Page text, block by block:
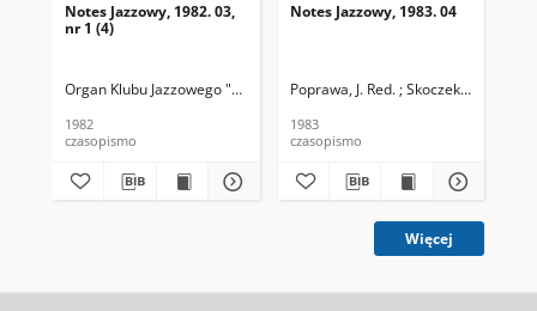
Notes Jazzowy, 1982. 03,
nr 1 (4)
Organ Klubu Jazzowego "Rotunda" Skoczek, T. Red.
1982
czasopismo
Notes Jazzowy, 1983. 04
Poprawa, J. Red. ; Skoczek T. Red.
1983
czasopismo
Więcej